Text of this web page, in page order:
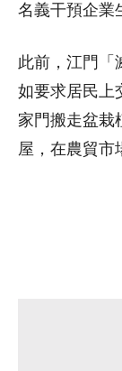
名義干預企業
此前，江門「
如要求居民上
家門搬走盆栽
屋，在農貿市